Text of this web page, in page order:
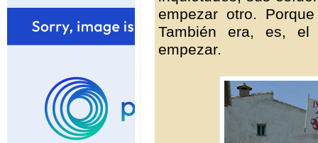
empezar otro.
También era, es,
empezar.